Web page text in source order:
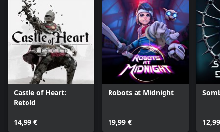
Castle of Heart:
Retold
14,99 €
Robots at Midnight
19,99 €